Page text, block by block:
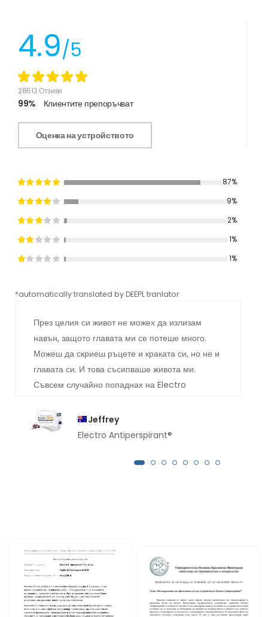
4.9/5
28613 Отзиви
99% Клиентите препоръчват
Оценка на устройството
87%
9%
2%
1%
1%
*automatically translated by DEEPL tranlator
През целия си живот не можех да излизам
навън, защото главата ми се потеше много.
Можеш да скриеш ръцете и краката си, но не и
главата си. И това съсипваше живота ми.
Съвсем случайно попаднах на Electro
вас. Вероятно сте се досетили как се разви
всичко. Аз съм абсолютно суха . Онези потоци
няма. Много ви благодаря.
Jeffrey
Electro Antiperspirant®